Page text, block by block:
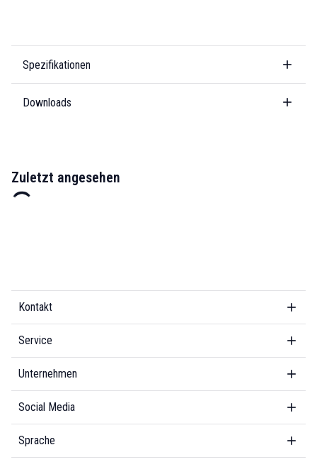
Spezifikationen
Downloads
Zuletzt angesehen
Kontakt
Service
Unternehmen
Social Media
Sprache